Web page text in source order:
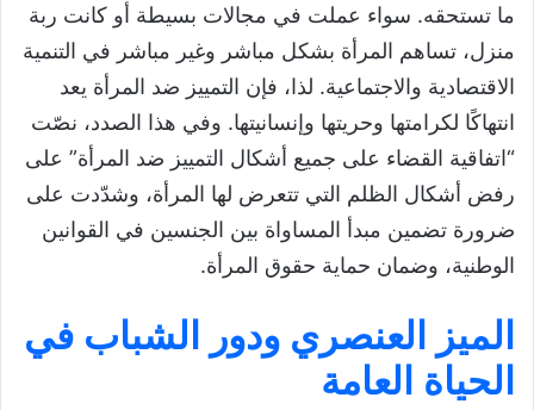
ما تستحقه. سواء عملت في مجالات بسيطة أو كانت ربة
منزل، تساهم المرأة بشكل مباشر وغير مباشر في التنمية
الاقتصادية والاجتماعية. لذا، فإن التمييز ضد المرأة يعد
انتهاكًا لكرامتها وحريتها وإنسانيتها. وفي هذا الصدد، نصّت
“اتفاقية القضاء على جميع أشكال التمييز ضد المرأة” على
رفض أشكال الظلم التي تتعرض لها المرأة، وشدّدت على
ضرورة تضمين مبدأ المساواة بين الجنسين في القوانين
الوطنية، وضمان حماية حقوق المرأة.
الميز العنصري ودور الشباب في
الحياة العامة